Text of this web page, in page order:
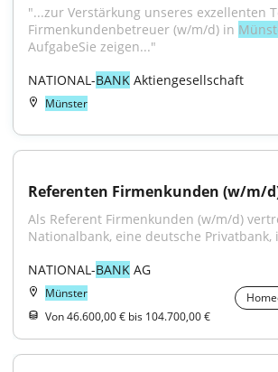
"...zur Verstärkung unseres exzellenten
Firmenkundenbetreuer (w/m/d) in
AufgabeSie zeigen..."
NATIONAL-BANK Aktiengesellschaft
Münster
Referenten Firmenkunden (w/m/
Als Referent Firmenkunden (w/m/d)
Nationalbank, eine deutsche Privatbank,
NATIONAL-BANK AG
Münster
Von 46.600,00 € bis 104.700,00 €